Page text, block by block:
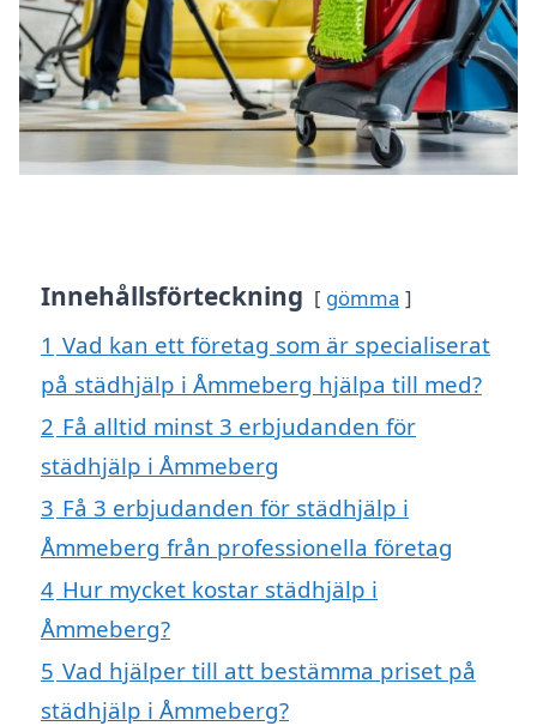
Innehållsförteckning gömma
1 Vad kan ett företag som är specialiserat
på städhjälp i Åmmeberg hjälpa till med?
2 Få alltid minst 3 erbjudanden för
städhjälp i Åmmeberg
3 Få 3 erbjudanden för städhjälp i
Åmmeberg från professionella företag
4 Hur mycket kostar städhjälp i
Åmmeberg?
5 Vad hjälper till att bestämma priset på
städhjälp i Åmmeberg?